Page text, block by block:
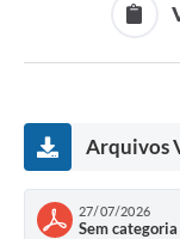
Arquivos
27/07/2026
Sem